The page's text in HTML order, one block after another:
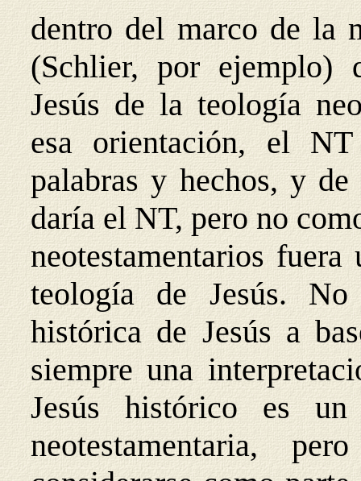
dentro del marco de la
(Schlier, por ejemplo)
Jesús de la teología
esa orientación, el
palabras y hechos, y
daría el NT, pero no
neotestamentarios
teología de Jesús.
histórica de Jesús a
siempre una
Jesús histórico es
neotestamentaria,